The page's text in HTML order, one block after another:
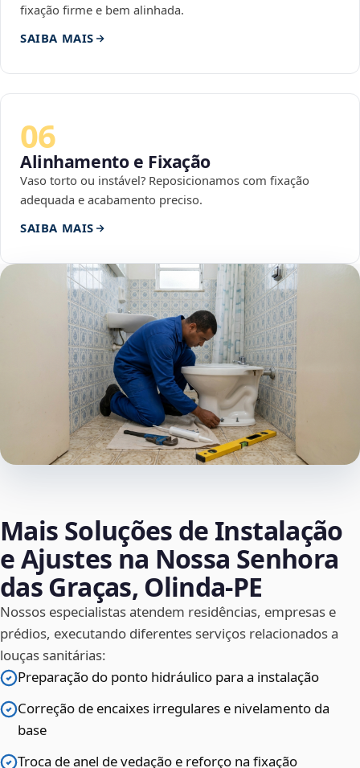
fixação firme e bem alinhada.
SAIBA MAIS
06
Alinhamento e Fixação
Vaso torto ou instável? Reposicionamos com fixação
adequada e acabamento preciso.
SAIBA MAIS
Mais Soluções de Instalação
e Ajustes na Nossa Senhora
das Graças, Olinda‑PE
Nossos especialistas atendem residências, empresas e
prédios, executando diferentes serviços relacionados a
louças sanitárias:
Preparação do ponto hidráulico para a instalação
Correção de encaixes irregulares e nivelamento da
base
Troca de anel de vedação e reforço na fixação